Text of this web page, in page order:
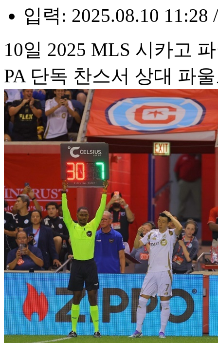
입력: 2025.08.10 11:28
10일 2025 MLS 시카고
PA 단독 찬스서 상대 파